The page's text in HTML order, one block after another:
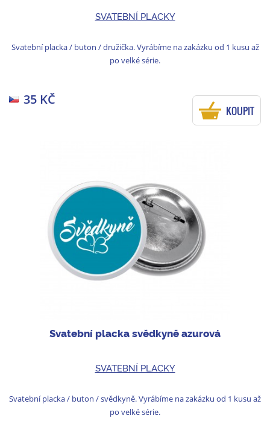
SVATEBNÍ PLACKY
Svatební placka / buton / družička. Vyrábíme na zakázku od 1 kusu až
po velké série.
35 KČ
KOUPIT
Svatební placka svědkyně azurová
SVATEBNÍ PLACKY
Svatební placka / buton / svědkyně. Vyrábíme na zakázku od 1 kusu až
po velké série.